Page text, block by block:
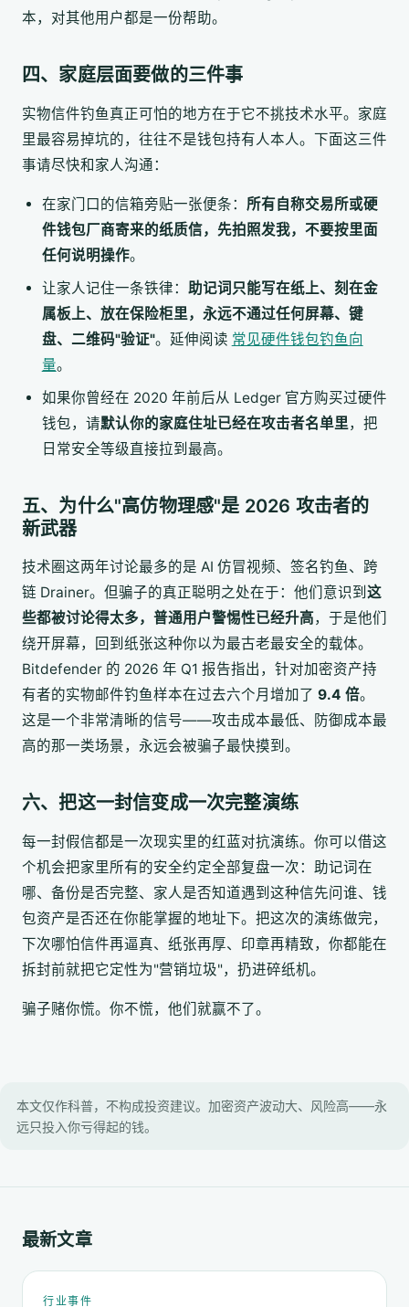
本，对其他用户都是一份帮助。
四、家庭层面要做的三件事
实物信件钓鱼真正可怕的地方在于它不挑技术水平。家庭
里最容易掉坑的，往往不是钱包持有人本人。下面这三件
事请尽快和家人沟通：
在家门口的信箱旁贴一张便条： 所有自称交易所或硬
件钱包厂商寄来的纸质信，先拍照发我，不要按里面
任何说明操作。
让家人记住一条铁律： 助记词只能写在纸上、刻在金
属板上、放在保险柜里，永远不通过任何屏幕、键
盘、二维码"验证"。延伸阅读 常见硬件钱包钓鱼向
量。
如果你曾经在 2020 年前后从 Ledger 官方购买过硬件
钱包，请默认你的家庭住址已经在攻击者名单里，把
日常安全等级直接拉到最高。
五、为什么"高仿物理感"是 2026 攻击者的
新武器
技术圈这两年讨论最多的是 AI 仿冒视频、签名钓鱼、跨
链 Drainer。但骗子的真正聪明之处在于：他们意识到 这
些都被讨论得太多，普通用户警惕性已经升高，于是他们
绕开屏幕，回到纸张这种你以为最古老最安全的载体。
Bitdefender 的 2026 年 Q1 报告指出，针对加密资产持
有者的实物邮件钓鱼样本在过去六个月增加了 9.4 倍。
这是一个非常清晰的信号——攻击成本最低、防御成本最
高的那一类场景，永远会被骗子最快摸到。
六、把这一封信变成一次完整演练
每一封假信都是一次现实里的红蓝对抗演练。你可以借这
个机会把家里所有的安全约定全部复盘一次：助记词在
哪、备份是否完整、家人是否知道遇到这种信先问谁、钱
包资产是否还在你能掌握的地址下。把这次的演练做完，
下次哪怕信件再逼真、纸张再厚、印章再精致，你都能在
拆封前就把它定性为"营销垃圾"，扔进碎纸机。
骗子赌你慌。你不慌，他们就赢不了。
本文仅作科普，不构成投资建议。加密资产波动大、风险高——永
远只投入你亏得起的钱。
最新文章
行业事件